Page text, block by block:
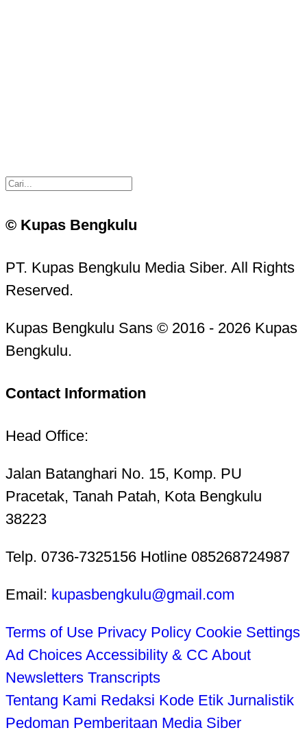
© Kupas Bengkulu
PT. Kupas Bengkulu Media Siber. All Rights
Reserved.
Kupas Bengkulu Sans © 2016 - 2026 Kupas
Bengkulu.
Contact Information
Head Office:
Jalan Batanghari No. 15, Komp. PU
Pracetak, Tanah Patah, Kota Bengkulu
38223
Telp. 0736-7325156 Hotline 085268724987
Email: kupasbengkulu@gmail.com
Terms of Use Privacy Policy Cookie Settings
Ad Choices Accessibility & CC About
Newsletters Transcripts
Tentang Kami Redaksi Kode Etik Jurnalistik
Pedoman Pemberitaan Media Siber